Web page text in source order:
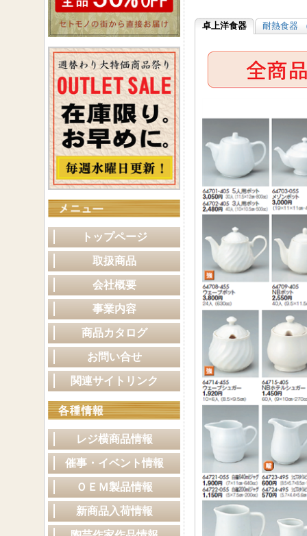
卓上洋食器 耐熱食器
トップページ
取扱商品
会社概要
事業内容
商品カタログ
お問い合せ
関連サイトリンク
レジ横商品情報
催事・イベント情報
ＯＥＭ製品情報
新商品入荷情報